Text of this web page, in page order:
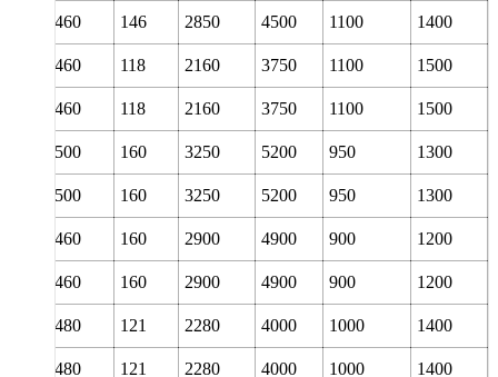
460 146 2850 4500 1100 1400
460 118 2160 3750 1100 1500
460 118 2160 3750 1100 1500
500 160 3250 5200 950 1300
500 160 3250 5200 950 1300
460 160 2900 4900 900 1200
460 160 2900 4900 900 1200
480 121 2280 4000 1000 1400
480 121 2280 4000 1000 1400